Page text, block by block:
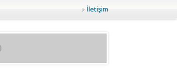
İletişim